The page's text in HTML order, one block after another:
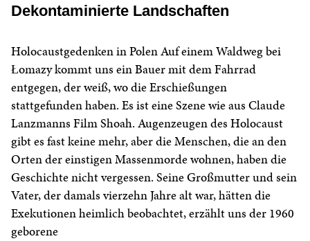
Dekontaminierte Landschaften
Holocaustgedenken in Polen Auf einem Waldweg bei
Łomazy kommt uns ein Bauer mit dem Fahrrad
entgegen, der weiß, wo die Erschießungen
stattgefunden haben. Es ist eine Szene wie aus Claude
Lanzmanns Film Shoah. Augenzeugen des Holocaust
gibt es fast keine mehr, aber die Menschen, die an den
Orten der einstigen Massenmorde wohnen, haben die
Geschichte nicht vergessen. Seine Großmutter und sein
Vater, der damals vierzehn Jahre alt war, hätten die
Exekutionen heimlich beobachtet, erzählt uns der 1960
geborene